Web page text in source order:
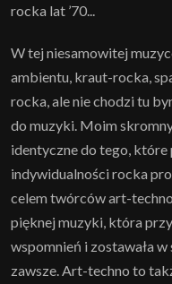
rocka lat ’70...
W tej niesamowitej
ambientu, kraut-rocka,
rocka, ale nie chodzi tu
do muzyki. Moim
identyczne do tego, które
indywidualności rocka
celem twórców art-
pięknej muzyki, która
wspomnień i zostawała w
zawsze. Art-techno to